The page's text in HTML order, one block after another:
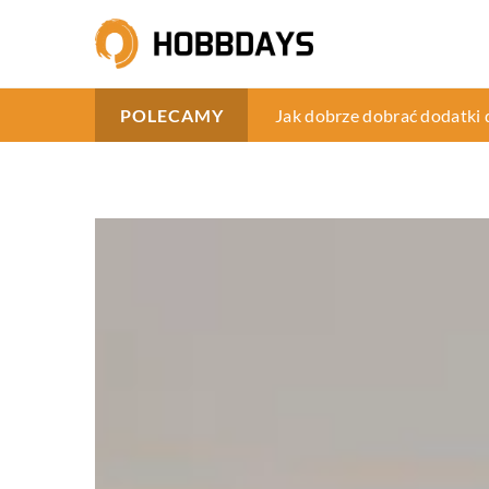
POLECAMY Wpływ waporyzatorów
Jak dobrze dobrać dodatki
Jak zwiększyć